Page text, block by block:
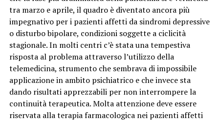
tra marzo e aprile, il quadro è diventato ancora più
impegnativo per i pazienti affetti da sindromi depressive
o disturbo bipolare, condizioni soggette a ciclicità
stagionale. In molti centri c’è stata una tempestiva
risposta al problema attraverso l’utilizzo della
telemedicina, strumento che sembrava di impossibile
applicazione in ambito psichiatrico e che invece sta
dando risultati apprezzabili per non interrompere la
continuità terapeutica. Molta attenzione deve essere
riservata alla terapia farmacologica nei pazienti affetti